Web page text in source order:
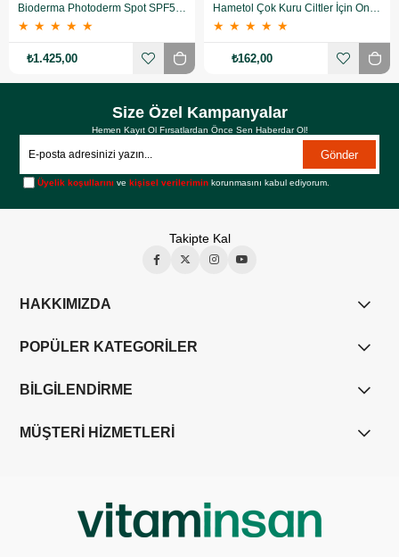
Bioderma Photoderm Spot SPF50+ 150 ml
★ ★ ★ ★ ★
₺1.425,00
Hametol Çok Kuru Ciltler İçin Onarıcı Bakım Kremi 30 g
★ ★ ★ ★ ★
₺162,00
Size Özel Kampanyalar
Hemen Kayıt Ol Fırsatlardan Önce Sen Haberdar Ol!
Gönder
Üyelik koşullarını vekişisel verilerimin korunmasını kabul ediyorum.
Takipte Kal
HAKKIMIZDA
POPÜLER KATEGORİLER
BİLGİLENDİRME
MÜŞTERİ HİZMETLERİ